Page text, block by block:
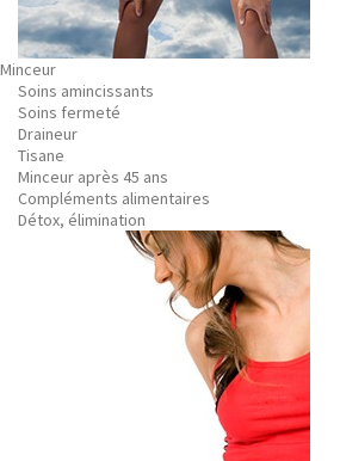
Minceur
Soins amincissants
Soins fermeté
Draineur
Tisane
Minceur après 45 ans
Compléments alimentaires
Détox, élimination